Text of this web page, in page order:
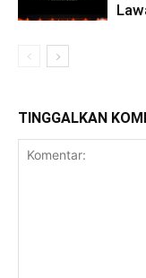
TINGGALKAN